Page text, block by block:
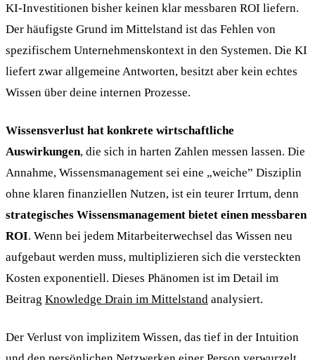
KI-Investitionen bisher keinen klar messbaren ROI liefern.
Der häufigste Grund im Mittelstand ist das Fehlen von
spezifischem Unternehmenskontext in den Systemen. Die KI
liefert zwar allgemeine Antworten, besitzt aber kein echtes
Wissen über deine internen Prozesse.
Wissensverlust hat konkrete wirtschaftliche
Auswirkungen, die sich in harten Zahlen messen lassen. Die
Annahme, Wissensmanagement sei eine „weiche” Disziplin
ohne klaren finanziellen Nutzen, ist ein teurer Irrtum, denn
strategisches Wissensmanagement bietet einen messbaren
ROI. Wenn bei jedem Mitarbeiterwechsel das Wissen neu
aufgebaut werden muss, multiplizieren sich die versteckten
Kosten exponentiell. Dieses Phänomen ist im Detail im
Beitrag Knowledge Drain im Mittelstand analysiert.
Der Verlust von implizitem Wissen, das tief in der Intuition